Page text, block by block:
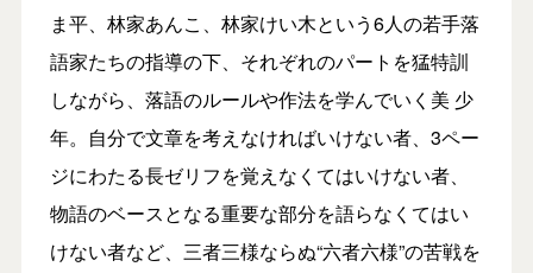
ま平、林家あんこ、林家けい木という6人の若手落
語家たちの指導の下、それぞれのパートを猛特訓
しながら、落語のルールや作法を学んでいく美 少
年。自分で文章を考えなければいけない者、3ペー
ジにわたる長ゼリフを覚えなくてはいけない者、
物語のベースとなる重要な部分を語らなくてはい
けない者など、三者三様ならぬ“六者六様”の苦戦を